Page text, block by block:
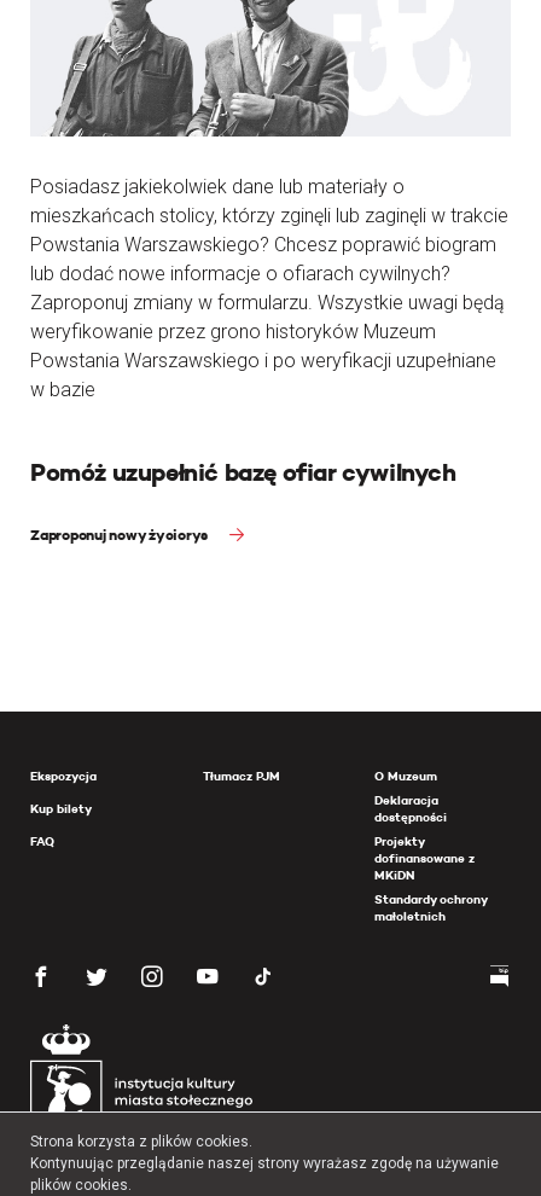
Posiadasz jakiekolwiek dane lub materiały o
mieszkańcach stolicy, którzy zginęli lub zaginęli w trakcie
Powstania Warszawskiego? Chcesz poprawić biogram
lub dodać nowe informacje o ofiarach cywilnych?
Zaproponuj zmiany w formularzu. Wszystkie uwagi będą
weryfikowanie przez grono historyków Muzeum
Powstania Warszawskiego i po weryfikacji uzupełniane
w bazie
Pomóż uzupełnić bazę ofiar cywilnych
Zaproponuj nowy życiorys
Ekspozycja
Kup bilety
FAQ
Tłumacz PJM
O Muzeum
Deklaracja
dostępności
Projekty
dofinansowane z
MKiDN
Standardy ochrony
małoletnich
Strona korzysta z plików cookies.
Kontynuując przeglądanie naszej strony wyrażasz zgodę na używanie
plików cookies.